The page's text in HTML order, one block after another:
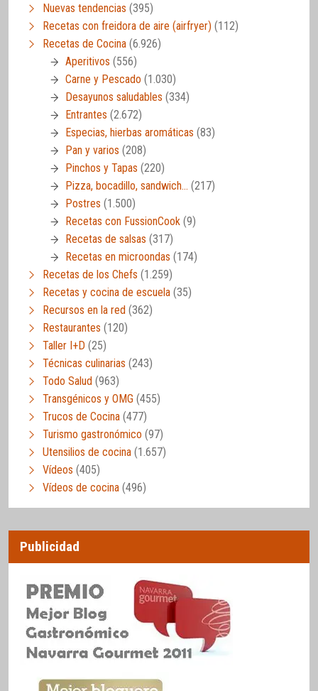
Nuevas tendencias (395)
Recetas con freidora de aire (airfryer) (112)
Recetas de Cocina (6.926)
Aperitivos (556)
Carne y Pescado (1.030)
Desayunos saludables (334)
Entrantes (2.672)
Especias, hierbas aromáticas (83)
Pan y varios (208)
Pinchos y Tapas (220)
Pizza, bocadillo, sandwich… (217)
Postres (1.500)
Recetas con FussionCook (9)
Recetas de salsas (317)
Recetas en microondas (174)
Recetas de los Chefs (1.259)
Recetas y cocina de escuela (35)
Recursos en la red (362)
Restaurantes (120)
Taller I+D (25)
Técnicas culinarias (243)
Todo Salud (963)
Transgénicos y OMG (455)
Trucos de Cocina (477)
Turismo gastronómico (97)
Utensilios de cocina (1.657)
Vídeos (405)
Vídeos de cocina (496)
Publicidad